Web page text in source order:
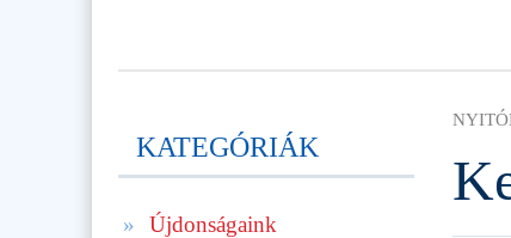
KATEGÓRIÁK
Újdonságaink